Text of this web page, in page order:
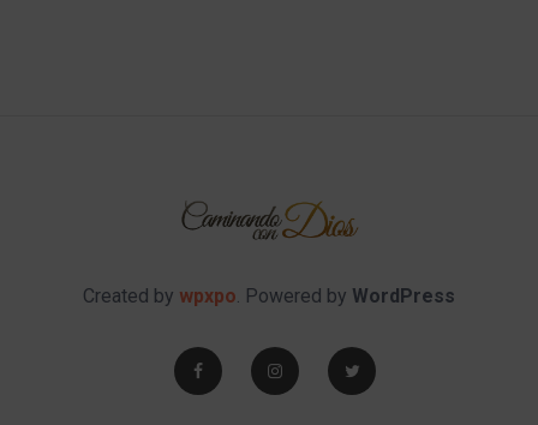
Created by wpxpo . Powered by WordPress